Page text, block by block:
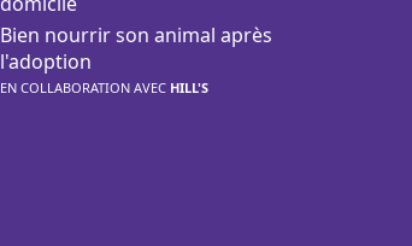
Bien nourrir son animal après
l'adoption
EN COLLABORATION AVEC HILL'S